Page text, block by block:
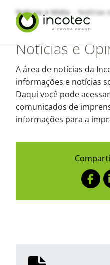
para
conteúdo
para
menu
Notícias e Mídia Notícias
Notícias e
A área de notícias da
informações e notícias
Daqui você pode
comunicados de
informações para a